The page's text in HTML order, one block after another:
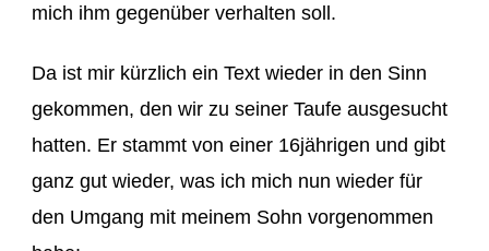
mich ihm gegenüber verhalten soll.
Da ist mir kürzlich ein Text wieder in den Sinn
gekommen, den wir zu seiner Taufe ausgesucht
hatten. Er stammt von einer 16jährigen und gibt
ganz gut wieder, was ich mich nun wieder für
den Umgang mit meinem Sohn vorgenommen